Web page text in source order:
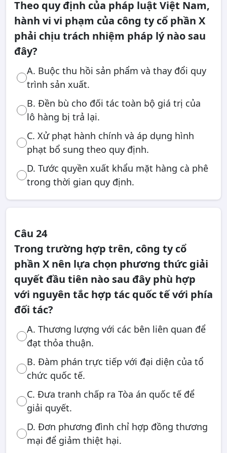
Theo quy định của pháp luật Việt Nam,
hành vi vi phạm của công ty cổ phần X
phải chịu trách nhiệm pháp lý nào sau
đây?
A. Buộc thu hồi sản phẩm và thay đổi quy
trình sản xuất.
B. Đền bù cho đối tác toàn bộ giá trị của
lô hàng bị trả lại.
C. Xử phạt hành chính và áp dụng hình
phạt bổ sung theo quy định.
D. Tước quyền xuất khẩu mặt hàng cà phê
trong thời gian quy định.
Câu 24
Trong trường hợp trên, công ty cổ
phần X nên lựa chọn phương thức giải
quyết đầu tiên nào sau đây phù hợp
với nguyên tắc hợp tác quốc tế với phía
đối tác?
A. Thương lượng với các bên liên quan để
đạt thỏa thuận.
B. Đàm phán trực tiếp với đại diện của tổ
chức quốc tế.
C. Đưa tranh chấp ra Tòa án quốc tế để
giải quyết.
D. Đơn phương đình chỉ hợp đồng thương
mại để giảm thiệt hại.